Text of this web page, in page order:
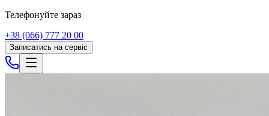
Телефонуйте зараз
+38 (066) 777 20 00
Записатись на сервіс